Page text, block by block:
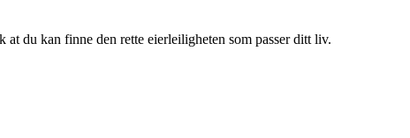
du kan finne den rette eierleiligheten som passer ditt liv.